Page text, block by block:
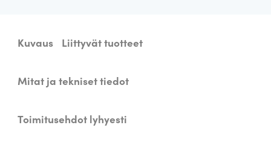
:
.
D
e
Kuvaus Liittyvät tuotteet
Mitat ja tekniset tiedot
Toimitusehdot lyhyesti